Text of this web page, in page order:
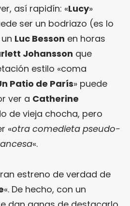
así rapidín: «Lucy»
ser un bodriazo (es lo
Luc Besson en horas
Johansson que
estilo «coma
Patio de París» puede
ver a Catherine
de vieja chocha, pero
«otra comedieta pseudo-
«.
estreno de verdad de
«. De hecho, con un